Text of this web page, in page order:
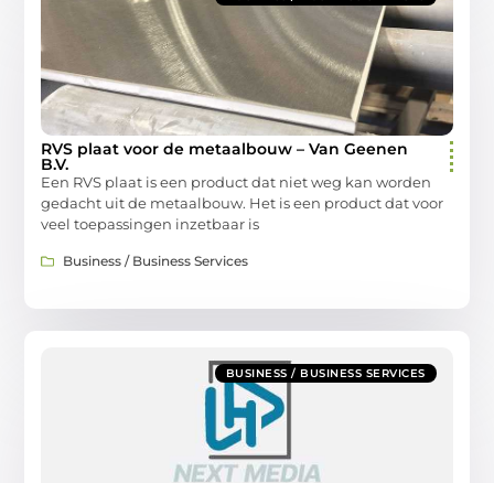
RVS plaat voor de metaalbouw – Van Geenen
B.V.
Een RVS plaat is een product dat niet weg kan worden
gedacht uit de metaalbouw. Het is een product dat voor
veel toepassingen inzetbaar is
Business / Business Services
BUSINESS / BUSINESS SERVICES